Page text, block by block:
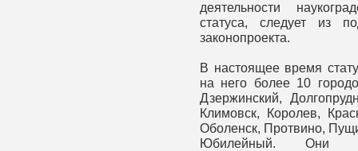
деятельности
статуса, следует из
законопроекта.
В настоящее время
на него более 10
Дзержинский,
Климовск, Королев,
Оболенск, Протвино,
Юбилейный. Они